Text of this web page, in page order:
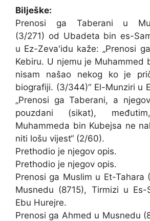
Bilješke:
Prenosi ga Taberani u
(3/271) od Ubadeta bin es-
u Ez-Zeva'idu kaže: „Prenosi
Kebiru. U njemu je Muhammed
nisam našao nekog ko je
biografiji. (3/344)“ El-Munziri u
„Prenosi ga Taberani, a
pouzdani (sikat),
Muhammeda bin Kubejsa ne
niti lošu vijest“ (2/60).
Prethodio je njegov opis.
Prethodio je njegov opis.
Prenosi ga Muslim u Et-Tahara
Musnedu (8715), Tirmizi u Es-
Ebu Hurejre.
Prenosi ga Ahmed u Musnedu